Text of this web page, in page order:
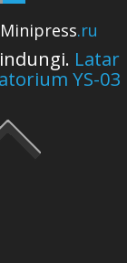
.ru
Latar
YS-03